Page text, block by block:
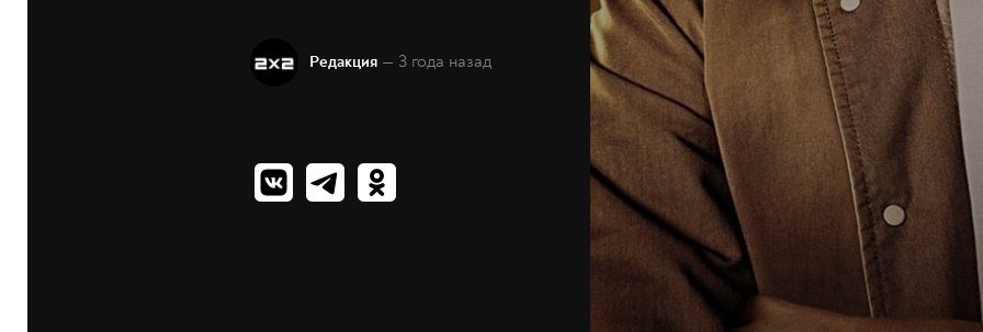
Редакция — 3 года назад